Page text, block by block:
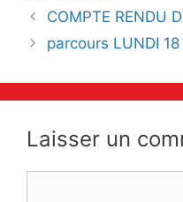
Navigation
des
articles
COMPTE RENDU
parcours LUNDI
Laisser un